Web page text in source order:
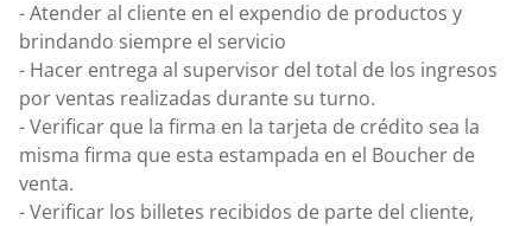
- Atender al cliente en el expendio de productos y
brindando siempre el servicio
- Hacer entrega al supervisor del total de los ingresos
por ventas realizadas durante su turno.
- Verificar que la firma en la tarjeta de crédito sea la
misma firma que esta estampada en el Boucher de
venta.
- Verificar los billetes recibidos de parte del cliente,